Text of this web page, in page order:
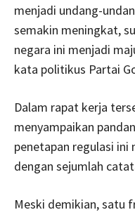
menjadi undang-
semakin meningkat,
negara ini menjadi
kata politikus Partai
Dalam rapat kerja
menyampaikan
penetapan regulasi ini
dengan sejumlah
Meski demikian, satu